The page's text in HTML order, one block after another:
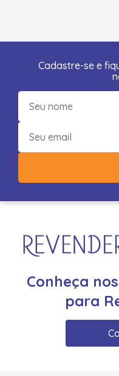
Cadastre-se e
Conheça
para